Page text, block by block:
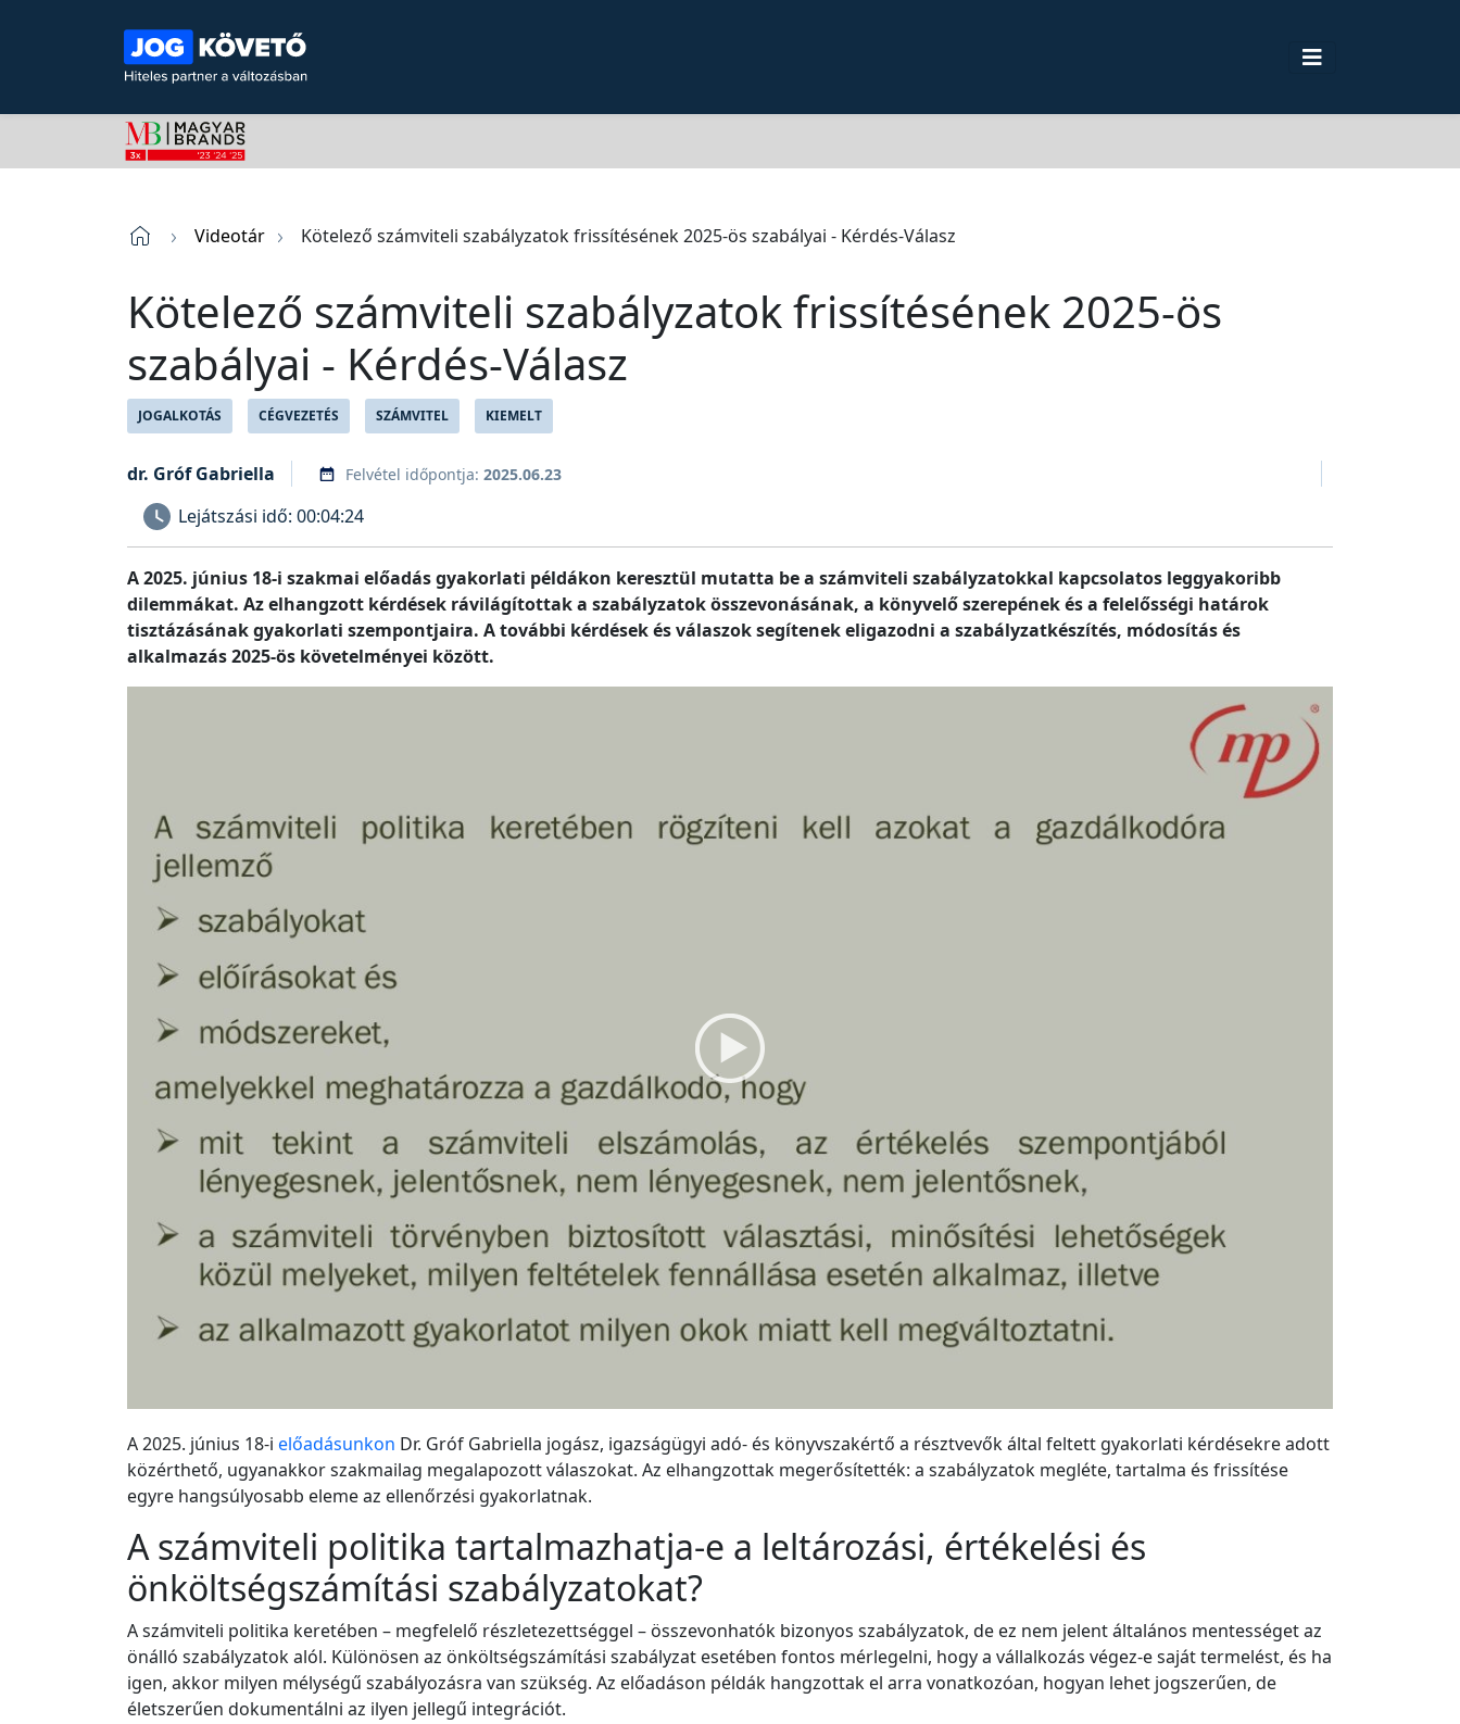
Videotár Kötelező számviteli szabályzatok frissítésének 2025-ös szabályai - Kérdés-Válasz
Kötelező számviteli szabályzatok frissítésének 2025-ös
szabályai - Kérdés-Válasz
JOGALKOTÁS CÉGVEZETÉS SZÁMVITEL KIEMELT
dr. Gróf Gabriella Felvétel időpontja: 2025.06.23
Lejátszási idő: 00:04:24
A 2025. június 18-i szakmai előadás gyakorlati példákon keresztül mutatta be a számviteli szabályzatokkal kapcsolatos leggyakoribb
dilemmákat. Az elhangzott kérdések rávilágítottak a szabályzatok összevonásának, a könyvelő szerepének és a felelősségi határok
tisztázásának gyakorlati szempontjaira. A további kérdések és válaszok segítenek eligazodni a szabályzatkészítés, módosítás és
alkalmazás 2025-ös követelményei között.
A 2025. június 18-i előadásunkon Dr. Gróf Gabriella jogász, igazságügyi adó- és könyvszakértő a résztvevők által feltett gyakorlati kérdésekre adott
közérthető, ugyanakkor szakmailag megalapozott válaszokat. Az elhangzottak megerősítették: a szabályzatok megléte, tartalma és frissítése
egyre hangsúlyosabb eleme az ellenőrzési gyakorlatnak.
A számviteli politika tartalmazhatja-e a leltározási, értékelési és
önköltségszámítási szabályzatokat?
A számviteli politika keretében – megfelelő részletezettséggel – összevonhatók bizonyos szabályzatok, de ez nem jelent általános mentességet az
önálló szabályzatok alól. Különösen az önköltségszámítási szabályzat esetében fontos mérlegelni, hogy a vállalkozás végez-e saját termelést, és ha
igen, akkor milyen mélységű szabályozásra van szükség. Az előadáson példák hangzottak el arra vonatkozóan, hogyan lehet jogszerűen, de
életszerűen dokumentálni az ilyen jellegű integrációt.